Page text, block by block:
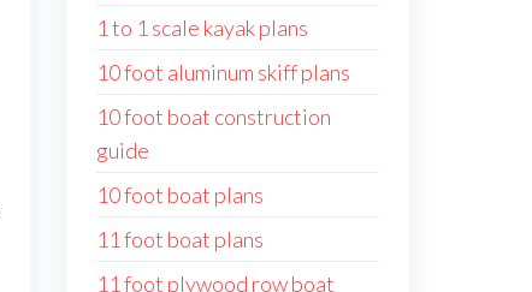
1 to 1 scale kayak plans
10 foot aluminum skiff plans
10 foot boat construction
guide
10 foot boat plans
11 foot boat plans
11 foot plywood row boat